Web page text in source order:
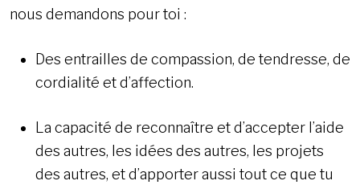
nous demandons pour toi :
Des entrailles de compassion, de tendresse, de
cordialité et d’affection.
La capacité de reconnaître et d’accepter l’aide
des autres, les idées des autres, les projets
des autres, et d’apporter aussi tout ce que tu